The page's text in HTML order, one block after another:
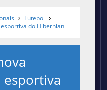
Futebol
do Hibernian